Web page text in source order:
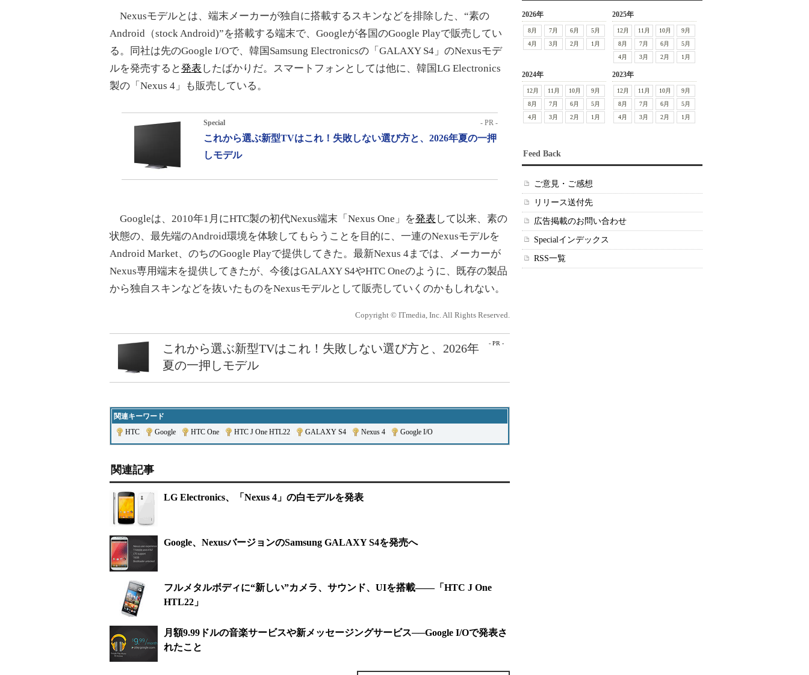
Nexusモデルとは、端末メーカーが独自に搭載するスキンなどを排除した、“素の
Android（stock Android)”を搭載する端末で、Googleが各国のGoogle Playで販売してい
る。同社は先のGoogle I/Oで、韓国Samsung Electronicsの「GALAXY S4」のNexusモデ
ルを発売すると発表 したばかりだ。スマートフォンとしては他に、韓国LG Electronics
製の「Nexus 4」も販売している。
Special - PR -
これから選ぶ新型TVはこれ！失敗しない選び方と、2026年夏の一押
しモデル
Googleは、2010年1月にHTC製の初代Nexus端末「Nexus One」を発表 して以来、素の
状態の、最先端のAndroid環境を体験してもらうことを目的に、一連のNexusモデルを
Android Market、のちのGoogle Playで提供してきた。最新Nexus 4までは、メーカーが
Nexus専用端末を提供してきたが、今後はGALAXY S4やHTC Oneのように、既存の製品
から独自スキンなどを抜いたものをNexusモデルとして販売していくのかもしれない。
Copyright © ITmedia, Inc. All Rights Reserved.
- PR -
これから選ぶ新型TVはこれ！失敗しない選び方と、2026年
夏の一押しモデル
関連キーワード
HTC
Google HTC One HTC J One HTL22 GALAXY S4 Nexus 4 Google I/O
関連記事
LG Electronics、「Nexus 4」の白モデルを発表
Google、NexusバージョンのSamsung GALAXY S4を発売へ
フルメタルボディに“新しい”カメラ、サウンド、UIを搭載――「HTC J One
HTL22」
月額9.99ドルの音楽サービスや新メッセージングサービス──Google I/Oで発表さ
れたこと
2026年
8月 7月 6月
5月
4月
3月 2月 1月
2025年
12月 11月 10月
9月
8月
7月 6月
5月
4月
3月 2月 1月
2024年
12月 11月 10月
9月
8月
7月 6月
5月
4月
3月 2月 1月
2023年
12月 11月 10月
9月
8月
7月 6月
5月
4月
3月 2月 1月
Feed Back
ご意見・ご感想
リリース送付先
広告掲載のお問い合わせ
Specialインデックス
RSS一覧